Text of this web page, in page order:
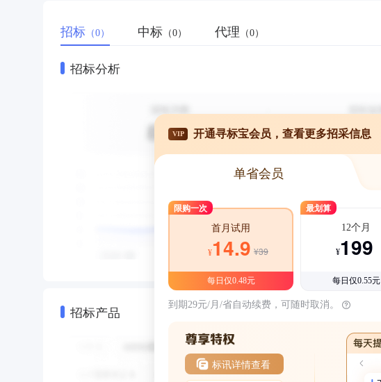
招标 （0） 中标 （0） 代理 （0）
招标分析
招标产品
VIP 开通寻标宝会员，查看更多招采信息
单省会员
限购一次
首月试用
¥14.9 ¥39
每日仅0.48元
最划算
12个月
¥199
每日仅0.55元
到期29元/月/省自动续费，可随时取消。
标讯详情查看